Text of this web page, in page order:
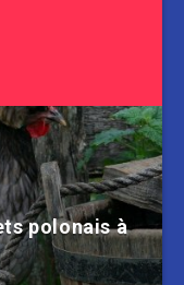
polonais à